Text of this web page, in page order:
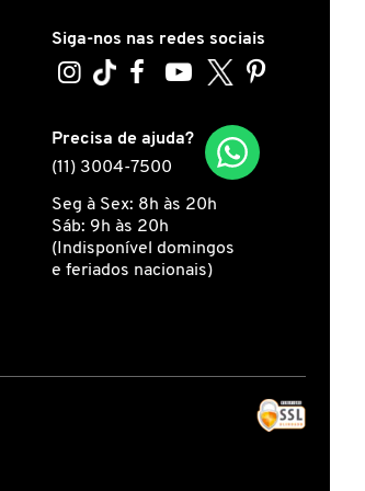
Siga-nos nas redes sociais
Precisa de ajuda?
(11) 3004-7500
Seg à Sex: 8h às 20h
Sáb: 9h às 20h
(Indisponível domingos
e feriados nacionais)